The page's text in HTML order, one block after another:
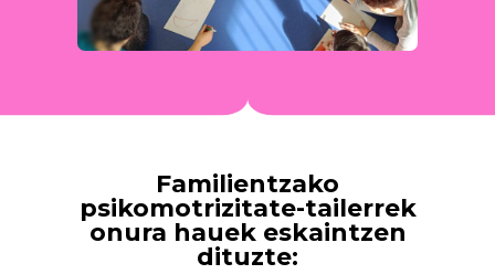
Familientzako
psikomotrizitate-tailerrek
onura hauek eskaintzen
dituzte: